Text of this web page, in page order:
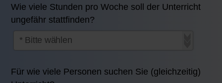
Wie viele Stunden pro Woche soll der Unterricht
ungefähr stattfinden?
Für wie viele Personen suchen Sie (gleichzeitig)